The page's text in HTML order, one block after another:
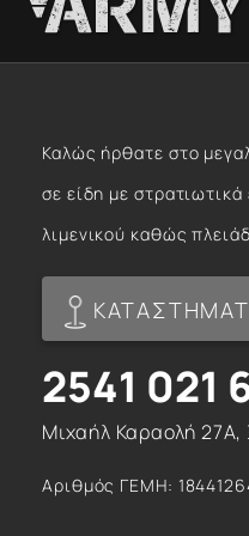
Καλώς ήρθατε στο
σε είδη με
λιμενικού καθώς
2541 021
Μιχαήλ Καραολή 27Α,
Αριθμός ΓΕΜΗ: